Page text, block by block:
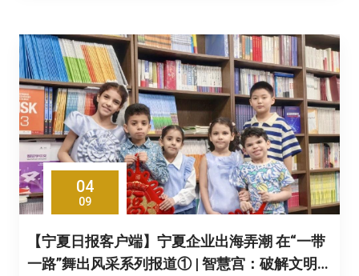
04
09
【宁夏日报客户端】宁夏企业出海弄潮 在“一带
一路”舞出风采系列报道① | 智慧宫：破解文明对